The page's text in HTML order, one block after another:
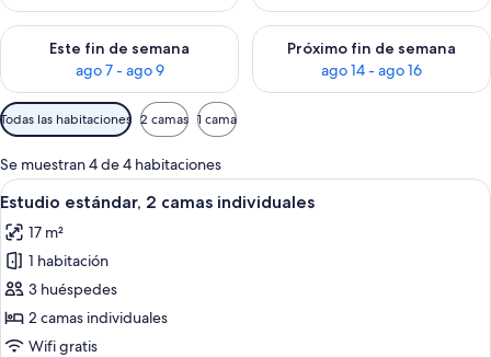
Este fin de semana
ago 7 - ago 9
Consulta la disponibilidad para este fin de semana, ago 7 -
Próximo fin de semana
ago 14 - ago 16
Consulta la disponibilidad
Filtros
disponibles
para
las
habitaciones
Todas las habitaciones 2 camas 1 cama
Se muestran 4 de 4 habitaciones
Abrir
todas
las
fotos
de
Estudio
estándar,
Una habitación de hotel moderna
5
Estudio estándar, 2 camas individuales
17 m²
1 habitación
3 huéspedes
2 camas individuales
Wifi gratis